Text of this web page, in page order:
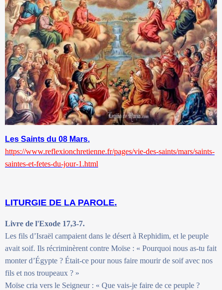
Les Saints du 08 Mars.
https://www.reflexionchretienne.fr/pages/vie-des-saints/mars/saints-
saintes-et-fetes-du-jour-1.html
LITURGIE DE LA PAROLE.
Livre de l'Exode 17,3-7.
Les fils d’Israël campaient dans le désert à Rephidim, et le peuple
avait soif. Ils récriminèrent contre Moïse : « Pourquoi nous as-tu fait
monter d’Égypte ? Était-ce pour nous faire mourir de soif avec nos
fils et nos troupeaux ? »
Moïse cria vers le Seigneur : « Que vais-je faire de ce peuple ?